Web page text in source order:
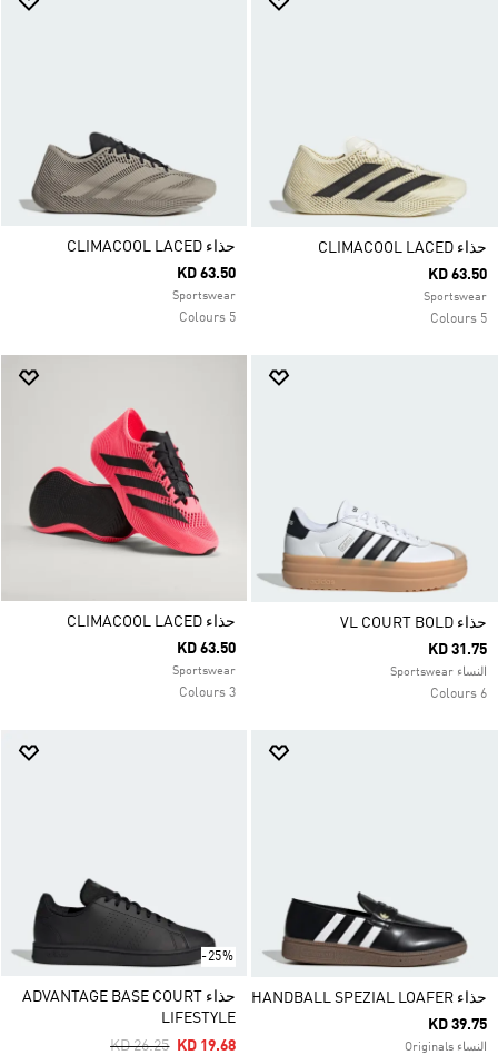
حذاء CLIMACOOL LACED
KD 63.50
Sportswear
5 Colours
حذاء CLIMACOOL LACED
KD 63.50
Sportswear
5 Colours
حذاء VL COURT BOLD
KD 31.75
النساء Sportswear
6 Colours
حذاء CLIMACOOL LACED
KD 63.50
Sportswear
3 Colours
حذاء HANDBALL SPEZIAL LOAFER
KD 39.75
النساء Originals
-25%
حذاء ADVANTAGE BASE COURT
LIFESTYLE
Price Reduced From
KD 26.25ToKD 19.68